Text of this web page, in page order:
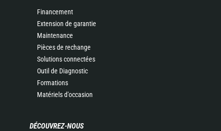
Financement
Extension de garantie
Maintenance
Pièces de rechange
Solutions connectées
Outil de Diagnostic
Formations
Matériels d'occasion
DÉCOUVREZ-NOUS